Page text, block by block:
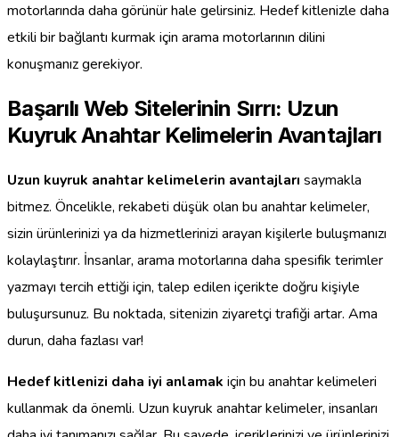
motorlarında daha görünür hale gelirsiniz. Hedef kitlenizle daha
etkili bir bağlantı kurmak için arama motorlarının dilini
konuşmanız gerekiyor.
Başarılı Web Sitelerinin Sırrı: Uzun
Kuyruk Anahtar Kelimelerin Avantajları
Uzun kuyruk anahtar kelimelerin avantajları saymakla
bitmez. Öncelikle, rekabeti düşük olan bu anahtar kelimeler,
sizin ürünlerinizi ya da hizmetlerinizi arayan kişilerle buluşmanızı
kolaylaştırır. İnsanlar, arama motorlarına daha spesifik terimler
yazmayı tercih ettiği için, talep edilen içerikte doğru kişiyle
buluşursunuz. Bu noktada, sitenizin ziyaretçi trafiği artar. Ama
durun, daha fazlası var!
Hedef kitlenizi daha iyi anlamak için bu anahtar kelimeleri
kullanmak da önemli. Uzun kuyruk anahtar kelimeler, insanları